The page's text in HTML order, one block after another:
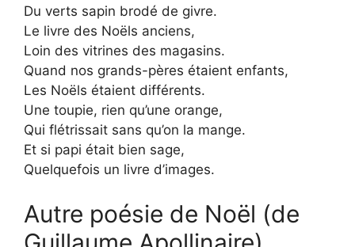
Du verts sapin brodé de givre.
Le livre des Noëls anciens,
Loin des vitrines des magasins.
Quand nos grands-pères étaient enfants,
Les Noëls étaient différents.
Une toupie, rien qu’une orange,
Qui flétrissait sans qu’on la mange.
Et si papi était bien sage,
Quelquefois un livre d’images.
Autre poésie de Noël (de